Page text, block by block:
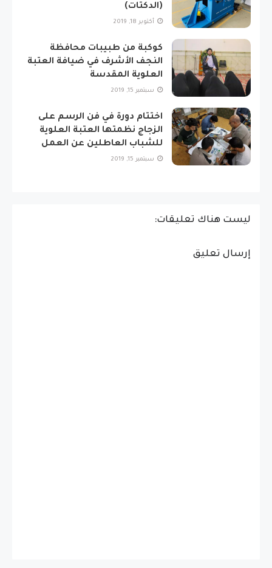
(الدكتات)
أكتوبر 18, 2019
كوكبة من طبيبات محافظة
النجف الأشرف في ضيافة العتبة
العلوية المقدسة
سبتمبر 15, 2019
اختتام دورة في فن الرسم على
الزجاج نظمتها العتبة العلوية
للشباب العاطلين عن العمل
سبتمبر 15, 2019
ليست هناك تعليقات:
إرسال تعليق